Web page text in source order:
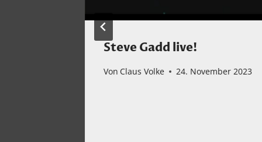
Steve Gadd live!
Von Claus Volke 24. November 2023